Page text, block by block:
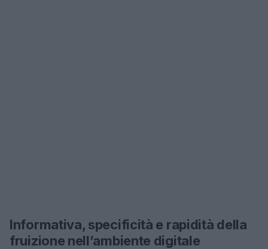
Informativa, specificità e rapidità della
fruizione nell’ambiente digitale